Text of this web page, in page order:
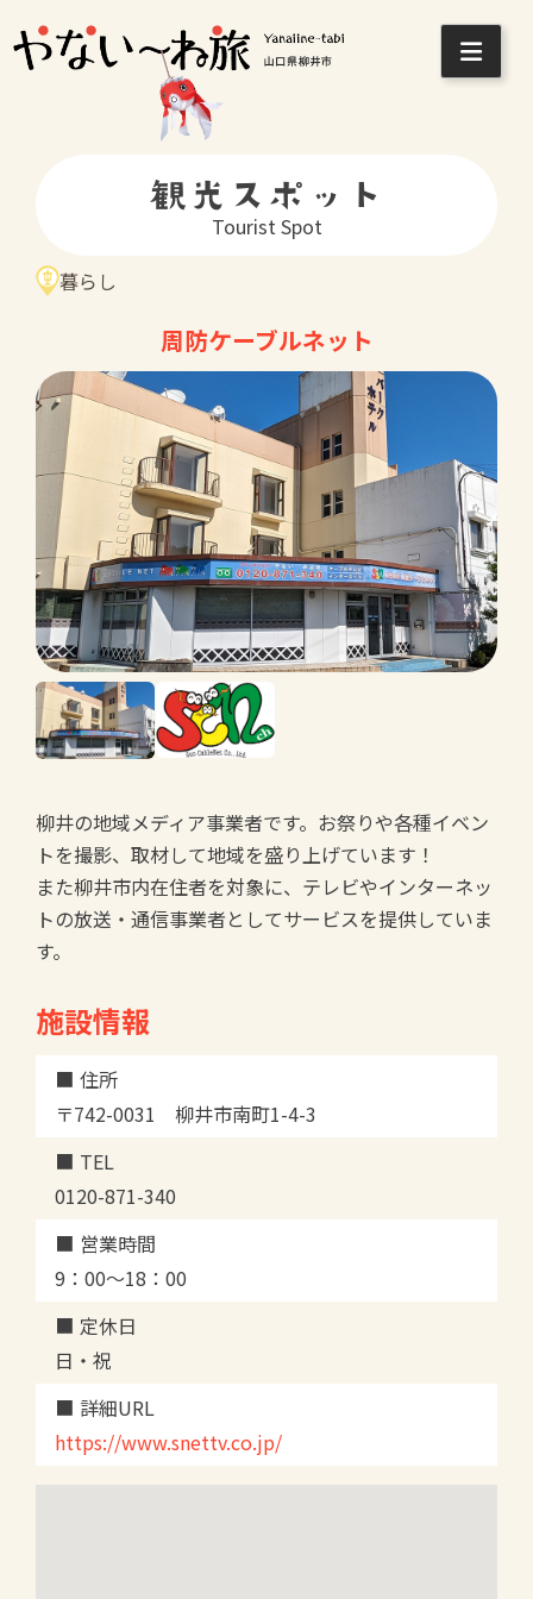
観光スポット
Tourist Spot
暮らし
周防ケーブルネット
柳井の地域メディア事業者です。お祭りや各種イベン
トを撮影、取材して地域を盛り上げています！
また柳井市内在住者を対象に、テレビやインターネッ
トの放送・通信事業者としてサービスを提供していま
す。
施設情報
住所
〒742-0031 柳井市南町1-4-3
TEL
0120-871-340
営業時間
9：00～18：00
定休日
日・祝
詳細URL
https://www.snettv.co.jp/